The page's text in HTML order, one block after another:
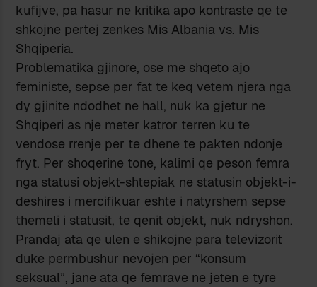
kufijve, pa hasur ne kritika apo kontraste qe te
shkojne pertej zenkes Mis Albania vs. Mis
Shqiperia.
Problematika gjinore, ose me shqeto ajo
feministe, sepse per fat te keq vetem njera nga
dy gjinite ndodhet ne hall, nuk ka gjetur ne
Shqiperi as nje meter katror terren ku te
vendose rrenje per te dhene te pakten ndonje
fryt. Per shoqerine tone, kalimi qe peson femra
nga statusi objekt-shtepiak ne statusin objekt-i-
deshires i mercifikuar eshte i natyrshem sepse
themeli i statusit, te qenit objekt, nuk ndryshon.
Prandaj ata qe ulen e shikojne para televizorit
duke permbushur nevojen per “konsum
seksual”, jane ata qe femrave ne jeten e tyre